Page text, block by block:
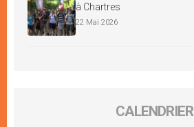
à Chartres
22 Mai 2026
CALENDRIER